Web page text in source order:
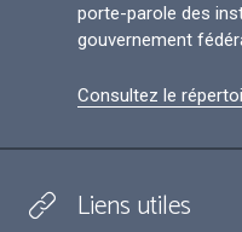
porte-parole des
gouvernement
Consultez le
Liens utiles